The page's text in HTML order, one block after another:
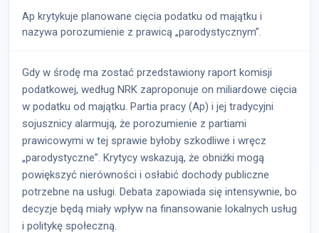
Ap krytykuje planowane cięcia podatku od majątku i
nazywa porozumienie z prawicą „parodystycznym”.
Gdy w środę ma zostać przedstawiony raport komisji
podatkowej, według NRK zaproponuje on miliardowe cięcia
w podatku od majątku. Partia pracy (Ap) i jej tradycyjni
sojusznicy alarmują, że porozumienie z partiami
prawicowymi w tej sprawie byłoby szkodliwe i wręcz
„parodystyczne”. Krytycy wskazują, że obniżki mogą
powiększyć nierówności i osłabić dochody publiczne
potrzebne na usługi. Debata zapowiada się intensywnie, bo
decyzje będą miały wpływ na finansowanie lokalnych usług
i politykę społeczną.